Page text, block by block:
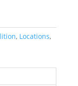
, Locations,